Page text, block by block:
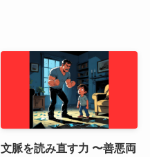
文脈を読み直す力 〜善悪両